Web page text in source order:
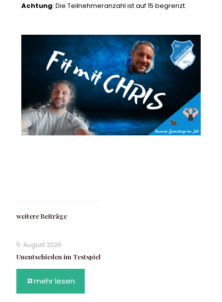
Achtung: Die Teilnehmeranzahl ist auf 15 begrenzt.
weitere Beiträge
5. August 2026
Unentschieden im Testspiel
mehr lesen